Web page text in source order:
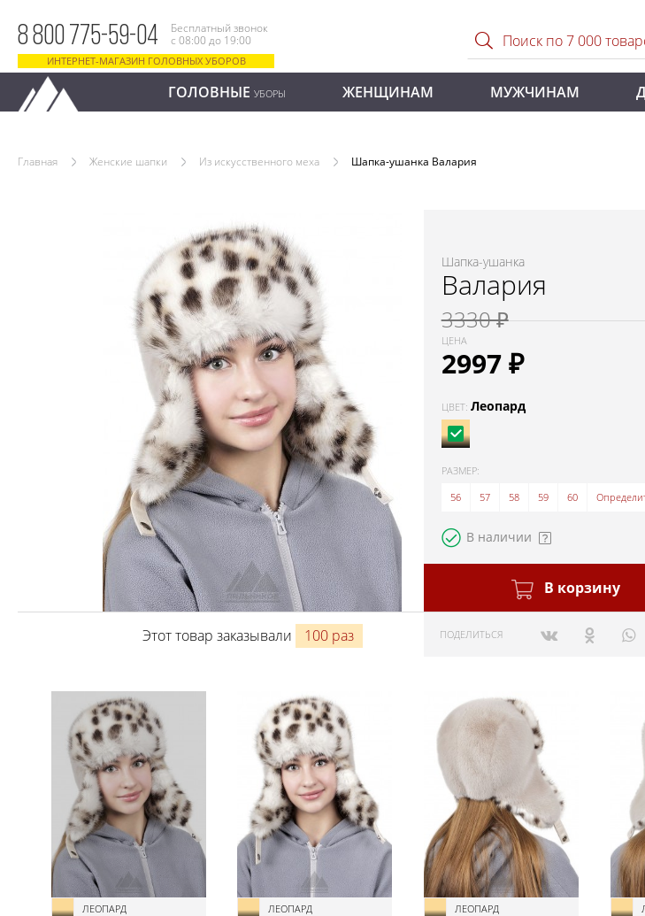
8 800 775-59-04
Бесплатный звонок
с 08:00 до 19:00
ИНТЕРНЕТ-МАГАЗИН ГОЛОВНЫХ УБОРОВ
ГОЛОВНЫЕ УБОРЫ ЖЕНЩИНАМ МУЖЧИНАМ
Главная Женские шапки Из искусственного меха Шапка-ушанка Валария
Шапка-ушанка
Валария
3330 ₽
ЦЕНА
2997₽
ЦВЕТ: Леопард
РАЗМЕР:
56
57 58 59 60
В наличии
В корзину
ПОДЕЛИТЬСЯ
Этот товар заказывали 100 раз
ЛЕОПАРД ЛЕОПАРД ЛЕОПАРД